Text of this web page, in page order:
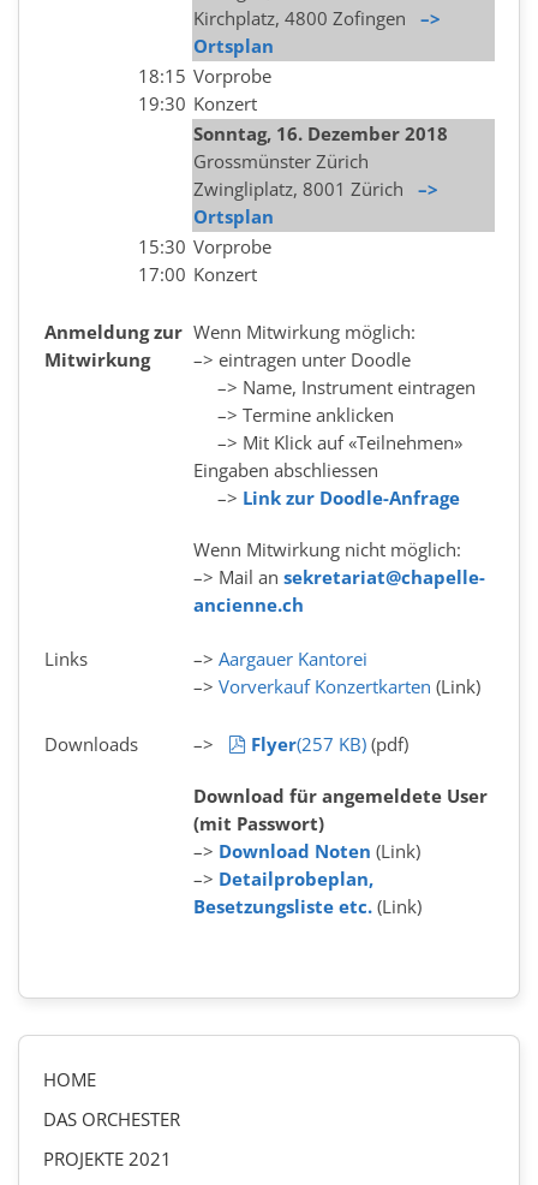
Kirchplatz, 4800 Zofingen –>
Ortsplan
18:15
19:30
Vorprobe
Konzert
Sonntag, 16. Dezember 2018
Grossmünster Zürich
Zwingliplatz, 8001 Zürich –>
Ortsplan
15:30
17:00
Vorprobe
Konzert
Anmeldung zur
Mitwirkung
Wenn Mitwirkung möglich:
–> eintragen unter Doodle
–> Name, Instrument eintragen
–> Termine anklicken
–> Mit Klick auf «Teilnehmen»
Eingaben abschliessen
–> Link zur Doodle-Anfrage
Wenn Mitwirkung nicht möglich:
–> Mail an sekretariat@chapelle-
ancienne.ch
Links –> Aargauer Kantorei
–> Vorverkauf Konzertkarten (Link)
Downloads –> pdf
Flyer(257 KB) (pdf)
Download für angemeldete User
(mit Passwort)
–> Download Noten (Link)
–> Detailprobeplan,
Besetzungsliste etc. (Link)
HOME
DAS ORCHESTER
PROJEKTE 2021